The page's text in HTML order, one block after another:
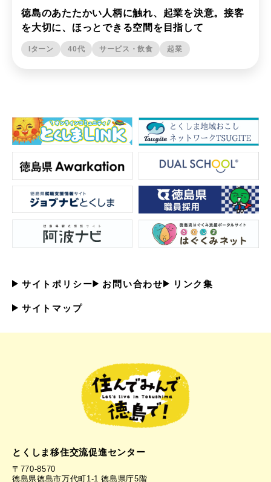
徳島のあたたかい人柄に触れ、起業を決意。接客
を大切に、ほっとできる空間を目指して
Iターン 40代 サービス・飲食 起業
サイトポリシー お問い合わせ リンク集
サイトマップ
とくしま移住交流促進センター
〒770-8570
徳島県徳島市万代町1-1 徳島県庁5階